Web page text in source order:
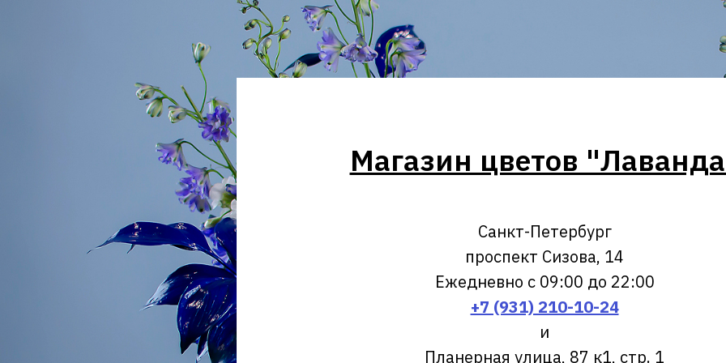
Магазин цветов
Санкт-Петербург
проспект Сизова, 14
Ежедневно с 09:00 до 22:00
+7 (931) 210-10-24
и
Планерная улица, 87 к1, стр. 1